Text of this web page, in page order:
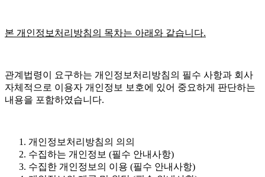
본 개인정보처리방침의 목차는 아래와 같습니다.
관계법령이 요구하는 개인정보처리방침의 필수 사항과 회사
자체적으로 이용자 개인정보 보호에 있어 중요하게 판단하는
내용을 포함하였습니다.
개인정보처리방침의 의의
수집하는 개인정보 (필수 안내사항)
수집한 개인정보의 이용 (필수 안내사항)